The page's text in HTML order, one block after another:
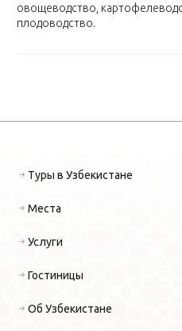
овощеводство,
плодоводство.
Туры в Узбекистане
Места
Услуги
Гостиницы
Об Узбекистане